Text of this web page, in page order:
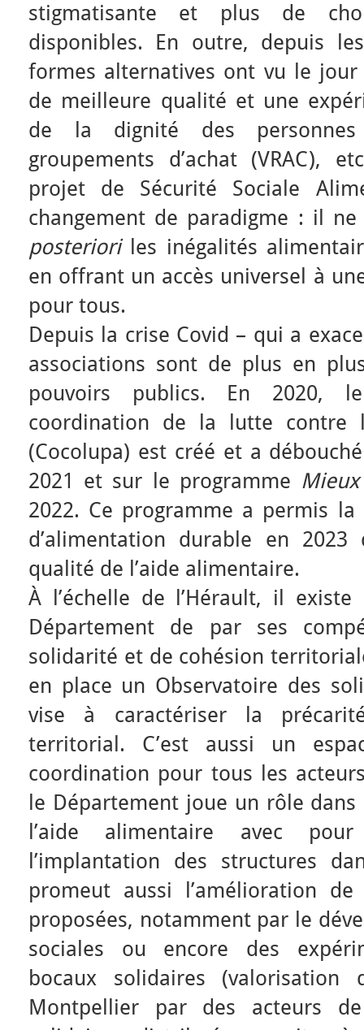
stigmatisante et plus de
disponibles. En outre, depuis
formes alternatives ont vu le
de meilleure qualité et une
de la dignité des
groupements d’achat (VRAC),
projet de Sécurité Sociale
changement de paradigme : il
posterioriles inégalités
en offrant un accès universel à
pour tous.
Depuis la crise Covid – qui a
associations sont de plus en
pouvoirs publics. En 2020,
coordination de la lutte contre
(Cocolupa) est créé et a
2021 et sur le programme
2022. Ce programme a permis
d’alimentation durable en
qualité de l’aide alimentaire.
À l’échelle de l’Hérault, il
Département de par ses
solidarité et de cohésion
en place un Observatoire des
vise à caractériser la
territorial. C’est aussi un
coordination pour tous les
le Département joue un rôle
l’aide alimentaire avec pour
l’implantation des structures
promeut aussi l’amélioration
proposées, notamment par le
sociales ou encore des
bocaux solidaires (valorisation
Montpellier par des acteurs